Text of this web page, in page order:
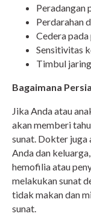
Peradangan
Perdarahan
Cedera pada
Sensitivitas
Timbul
Bagaimana
Jika Anda atau
akan memberi
sunat. Dokter juga
Anda dan
hemofilia atau
melakukan sunat
tidak makan dan
sunat.